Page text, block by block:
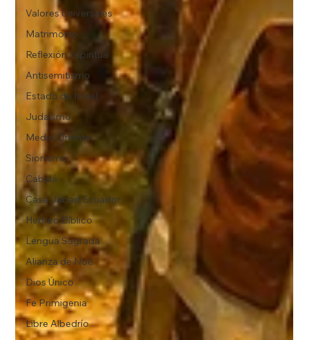
Valores Universales
Matrimonio
Reflexión Espiritua
Antisemitismo
Estado de Israel
Judaísmo
Medio Oriente
Sionismo
Cabalá
Casa Jabad Ecuador
Hebreo Bíblico
Lengua Sagrada
Alianza de Noé
Dios Único
Fe Primigenia
Libre Albedrío